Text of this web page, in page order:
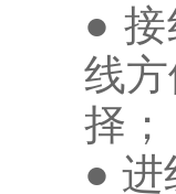
●
线
择；
●进